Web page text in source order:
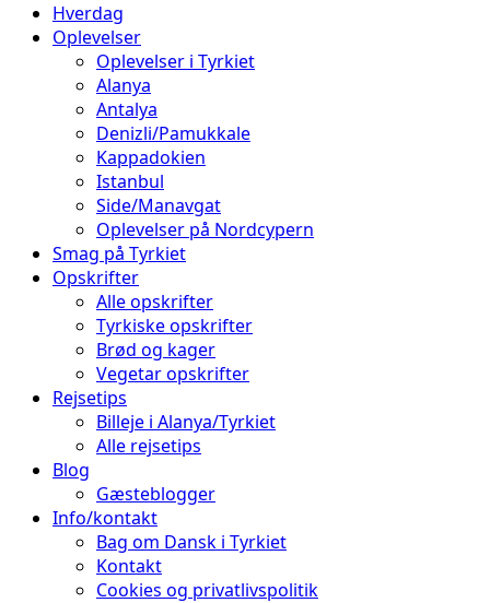
Hverdag
Oplevelser
Oplevelser i Tyrkiet
Alanya
Antalya
Denizli/Pamukkale
Kappadokien
Istanbul
Side/Manavgat
Oplevelser på Nordcypern
Smag på Tyrkiet
Opskrifter
Alle opskrifter
Tyrkiske opskrifter
Brød og kager
Vegetar opskrifter
Rejsetips
Billeje i Alanya/Tyrkiet
Alle rejsetips
Blog
Gæsteblogger
Info/kontakt
Bag om Dansk i Tyrkiet
Kontakt
Cookies og privatlivspolitik